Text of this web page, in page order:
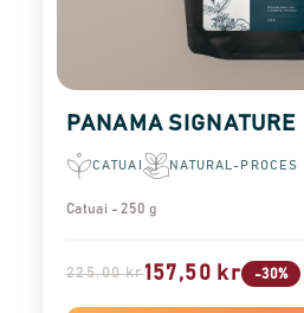
PANAMA SIGNATURE
CATUAI NATURAL-PROCES
Catuai - 250 g
225,00 kr157,50 kr -30%